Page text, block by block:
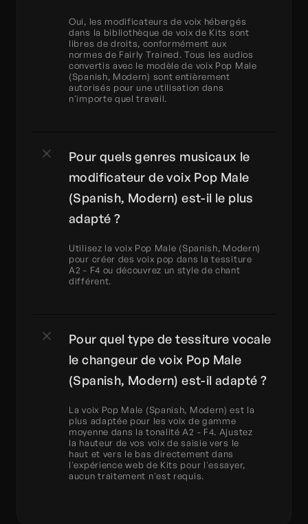
Oui, les modificateurs de voix hébergés
dans la bibliothèque de voix de Kits sont
libres de droits, conformément aux
normes de Fairly Trained. Tous les audios
convertis avec le modèle de voix Pop Male
(Spanish, Modern) sont entièrement
autorisés pour une utilisation dans
n'importe quel travail.
Pour quels genres musicaux le
modificateur de voix Pop Male
(Spanish, Modern) est-il le plus
adapté ?
Utilisez la voix Pop Male (Spanish, Modern)
pour créer des voix pop dans la tessiture
A2 - F4 ou découvrez un style de chant
différent.
Pour quel type de tessiture vocale
le changeur de voix Pop Male
(Spanish, Modern) est-il adapté ?
La voix Pop Male (Spanish, Modern) est la
plus adaptée pour les voix de gamme
moyenne dans la tonalité A2 - F4. Ajustez
la hauteur de vos voix de saisie vers le
haut et vers le bas directement dans
l'expérience web de Kits pour l'essayer,
aucun traitement n'est requis.